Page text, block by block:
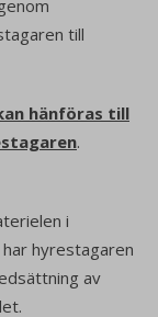
till
hänföras till
.
i
hyrestagaren
av